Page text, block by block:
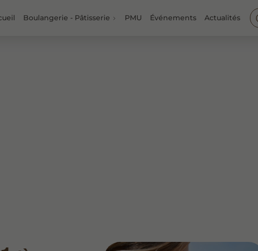
Boulangerie - Pâtisserie PMU Événements Actualités